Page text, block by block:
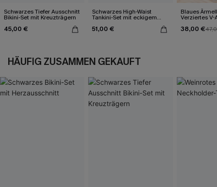
Schwarzes Tiefer Ausschnitt
Bikini-Set mit Kreuzträgern
45,00 €
Schwarzes High-Waist
Tankini-Set mit eckigem
51,00 €
Blaues
Verziertes
38,00 €
HÄUFIG ZUSAMMEN GEKAUFT